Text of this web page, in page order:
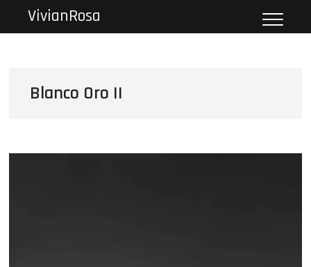
VivianRosa
Blanco Oro II